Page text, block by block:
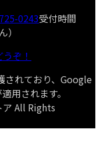
0243受付時間
ぞ！
されており、Google
用されます。
All Rights